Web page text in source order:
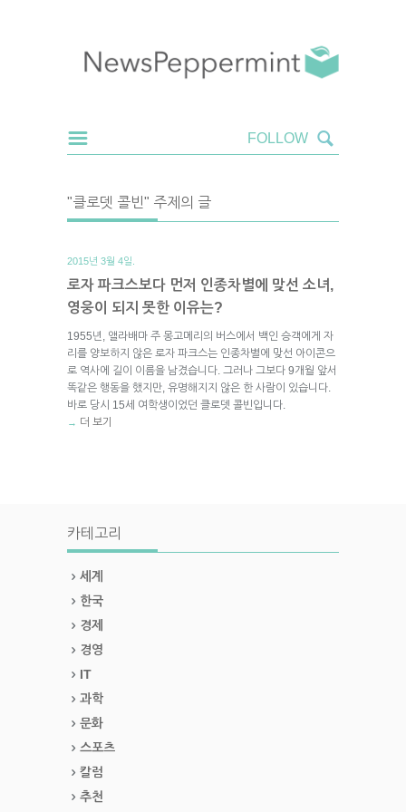
"클로뎃 콜빈" 주제의 글
2015년 3월 4일.
로자 파크스보다 먼저 인종차별에 맞선 소녀,
영웅이 되지 못한 이유는?
1955년, 앨라배마 주 몽고메리의 버스에서 백인 승객에게 자
리를 양보하지 않은 로자 파크스는 인종차별에 맞선 아이콘으
로 역사에 길이 이름을 남겼습니다. 그러나 그보다 9개월 앞서
똑같은 행동을 했지만, 유명해지지 않은 한 사람이 있습니다.
바로 당시 15세 여학생이었던 클로뎃 콜빈입니다.
→ 더 보기
카테고리
세계
한국
경제
경영
IT
과학
문화
스포츠
칼럼
추천